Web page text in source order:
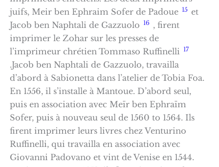
juifs, Meir ben Ephraim Sofer de Padoue 15 et
Jacob ben Naphtali de Gazzuolo 16 , firent
imprimer le Zohar sur les presses de
l’imprimeur chrétien Tommaso Ruffinelli 17
.Jacob ben Naphtali de Gazzuolo, travailla
d’abord à Sabionetta dans l’atelier de Tobia Foa.
En 1556, il s’installe à Mantoue. D’abord seul,
puis en association avec Meïr ben Ephraïm
Sofer, puis à nouveau seul de 1560 to 1564. Ils
firent imprimer leurs livres chez Venturino
Ruffinelli, qui travailla en association avec
Giovanni Padovano et vint de Venise en 1544.